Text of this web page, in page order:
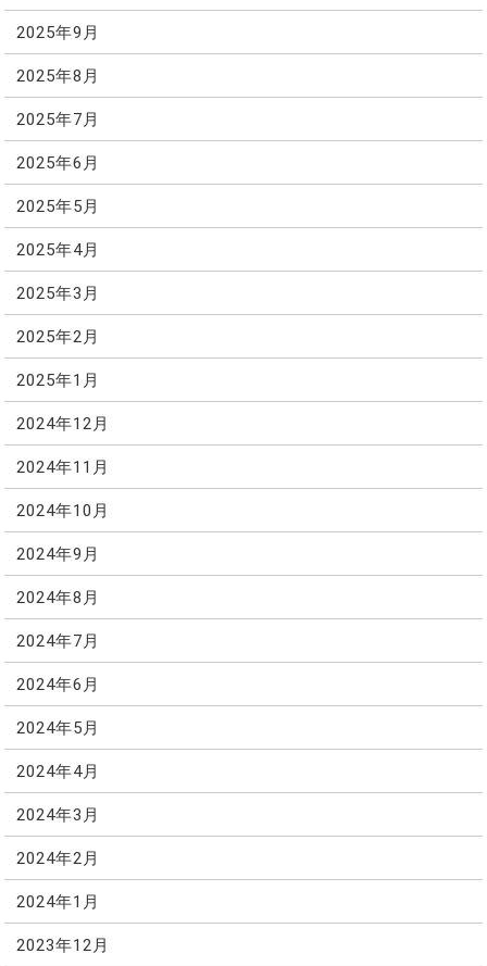
2025年9月
2025年8月
2025年7月
2025年6月
2025年5月
2025年4月
2025年3月
2025年2月
2025年1月
2024年12月
2024年11月
2024年10月
2024年9月
2024年8月
2024年7月
2024年6月
2024年5月
2024年4月
2024年3月
2024年2月
2024年1月
2023年12月